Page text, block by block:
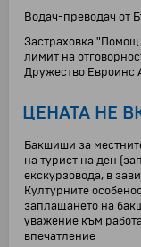
Водач-преводач от
Застраховка
лимит на
Дружество Евроинс
ЦЕНАТА НЕ
Бакшиши за
на турист на ден
екскурзовода, в
Културните
заплащането на
уважение към
впечатление